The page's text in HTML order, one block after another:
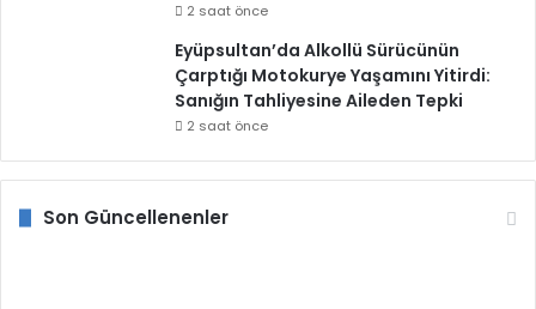
2 saat önce
Eyüpsultan’da Alkollü Sürücünün
Çarptığı Motokurye Yaşamını Yitirdi:
Sanığın Tahliyesine Aileden Tepki
2 saat önce
Son Güncellenenler